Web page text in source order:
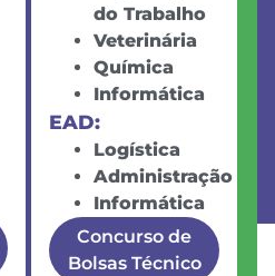
do Trabalho
Veterinária
Química
Informática
EAD:
Logística
Administração
Informática
Concurso de
Bolsas Técnico